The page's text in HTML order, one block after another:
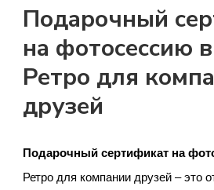
Подарочный
на фотосессию
Ретро для
друзей
Подарочный сертификат на
Ретро для компании друзей – это